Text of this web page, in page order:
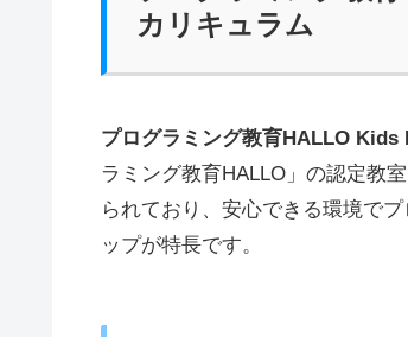
カリキュラム
プログラミング教育HALLO Kids
ラミング教育HALLO」の認定教
られており、安心できる環境で
ップが特長です。